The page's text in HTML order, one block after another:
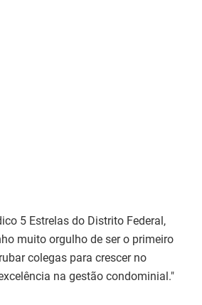
5 Estrelas do Distrito Federal,
muito orgulho de ser o primeiro
colegas para crescer no
na gestão condominial."